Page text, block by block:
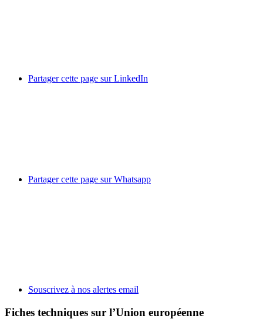
Partager cette page sur LinkedIn
Partager cette page sur Whatsapp
Souscrivez à nos alertes email
Fiches techniques sur l’Union européenne